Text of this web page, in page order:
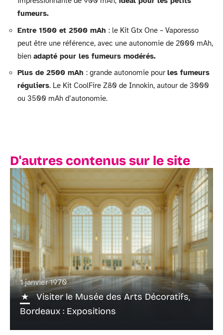
fumeurs.
Entre 1500 et 2500 mAh : le Kit Gtx One – Vaporesso
peut être une référence, avec une autonomie de 2000 mAh,
bien adapté pour les fumeurs modérés.
Plus de 2500 mAh : grande autonomie pour les fumeurs
réguliers. Le Kit CoolFire Z80 de Innokin, autour de 3000
ou 3500 mAh d’autonomie.
D'autres contenus sur le site
1 janvier 1970
Visiter le Musée des Arts Décoratifs,
Bordeaux : Expositions